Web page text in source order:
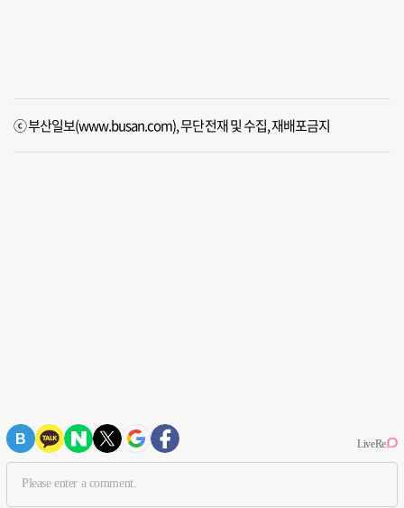
ⓒ 부산일보(www.busan.com), 무단전재 및 수집, 재배포금지